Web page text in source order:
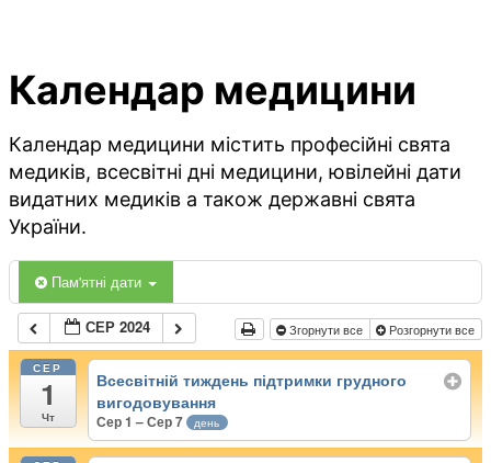
Календар медицини
Календар медицини містить професійні свята
медиків, всесвітні дні медицини, ювілейні дати
видатних медиків а також державні свята
України.
Пам'ятні дати
СЕР 2024 Згорнути все Розгорнути все
СЕР
1
Чт
Всесвітній тиждень підтримки грудного
вигодовування
Сер 1 – Сер 7 день